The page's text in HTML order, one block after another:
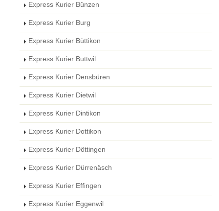
Express Kurier Bünzen
Express Kurier Burg
Express Kurier Büttikon
Express Kurier Buttwil
Express Kurier Densbüren
Express Kurier Dietwil
Express Kurier Dintikon
Express Kurier Dottikon
Express Kurier Döttingen
Express Kurier Dürrenäsch
Express Kurier Effingen
Express Kurier Eggenwil